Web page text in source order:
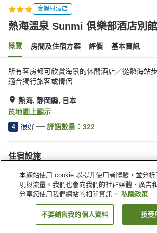
度假村酒店
熱海溫泉 Sunmi 俱樂部酒店別館
概覽 房間及住宿方案 評價 基本資訊
所有客房都可欣賞海景的休閒酒店／從熱海站
適合獨行旅客或情侶
熱海, 靜岡縣, 日本
於地圖上顯示
4 很好 評語數量： 322
住宿設施
停車場
自動販賣機
露天浴池（溫泉）
公共澡堂
找客房
本網站使用 cookie 以提升使用者體驗，並分
現與流量。我們也會向我們的社群媒體、廣告
分享您使用我們網站的相關資訊。
私隱政策
不要銷售我的個人資料 接受